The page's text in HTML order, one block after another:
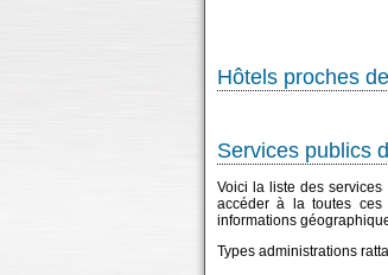
Hôtels proches
Services publics
Voici la liste des
accéder à la toutes ces
informations
Types administrations